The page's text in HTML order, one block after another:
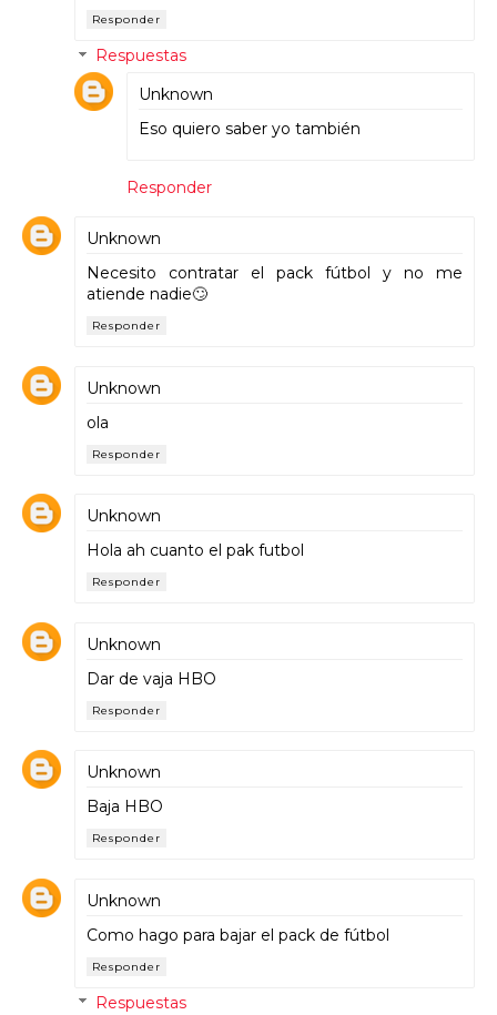
Responder
Respuestas
Unknown
Eso quiero saber yo también
Responder
Unknown
Necesito contratar el pack fútbol y no me
atiende nadie🙄
Responder
Unknown
ola
Responder
Unknown
Hola ah cuanto el pak futbol
Responder
Unknown
Dar de vaja HBO
Responder
Unknown
Baja HBO
Responder
Unknown
Como hago para bajar el pack de fútbol
Responder
Respuestas